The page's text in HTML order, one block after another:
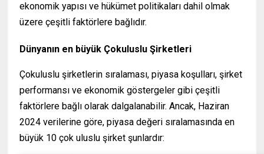
ekonomik yapısı ve hükümet politikaları dahil olmak
üzere çeşitli faktörlere bağlıdır.
Dünyanın en büyük Çokuluslu Şirketleri
Çokuluslu şirketlerin sıralaması, piyasa koşulları, şirket
performansı ve ekonomik göstergeler gibi çeşitli
faktörlere bağlı olarak dalgalanabilir. Ancak, Haziran
2024 verilerine göre, piyasa değeri sıralamasında en
büyük 10 çok uluslu şirket şunlardır: